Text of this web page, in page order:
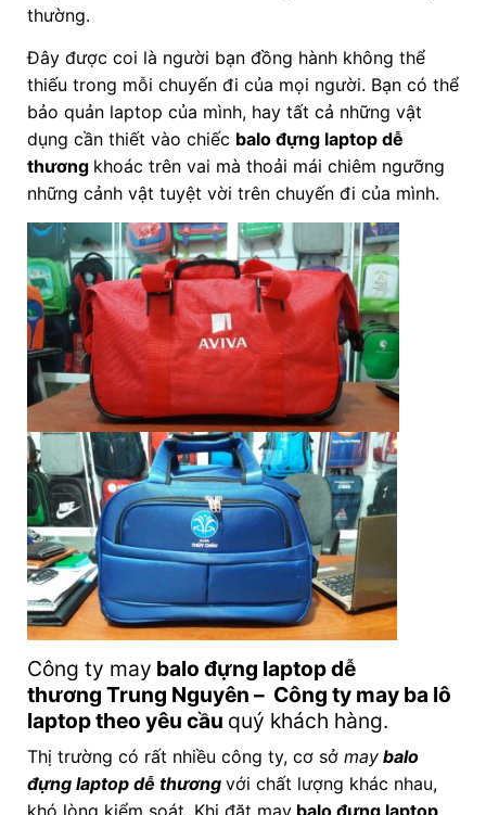
thường.
Đây được coi là người bạn đồng hành không thể
thiếu trong mỗi chuyến đi của mọi người. Bạn có thể
bảo quản laptop của mình, hay tất cả những vật
dụng cần thiết vào chiếc balo đựng laptop dễ
thương khoác trên vai mà thoải mái chiêm ngưỡng
những cảnh vật tuyệt vời trên chuyến đi của mình.
Công ty may balo đựng laptop dễ
thương Trung Nguyên – Công ty may ba lô
laptop theo yêu cầu quý khách hàng.
Thị trường có rất nhiều công ty, cơ sở maybalo
đựng laptop dễ thương với chất lượng khác nhau,